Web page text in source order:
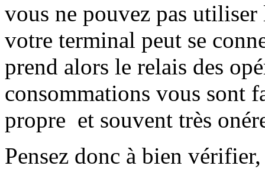
vous ne pouvez pas
votre terminal peut se
prend alors le relais des
consommations vous sont
propre et souvent très
Pensez donc à bien